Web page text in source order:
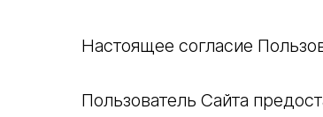
Настоящее согласие
Пользователь Сайта